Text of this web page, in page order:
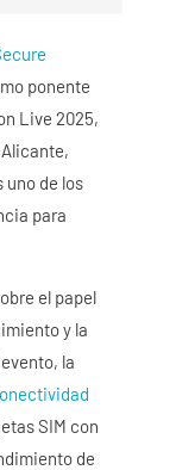
ponente
Live 2025,
uno de los
para
el papel
y la
la
SIM con
de